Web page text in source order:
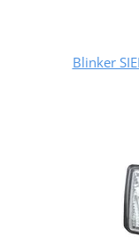
Blinker